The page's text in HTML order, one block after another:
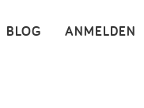
ANMELDEN
BLOG ×